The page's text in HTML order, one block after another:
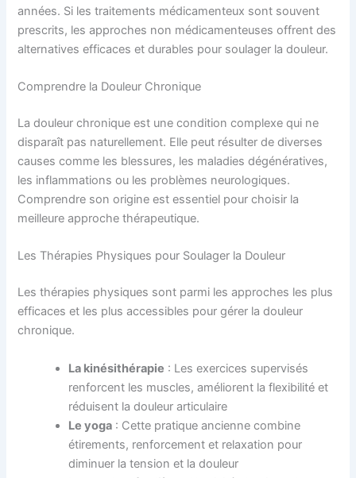
années. Si les traitements médicamenteux sont souvent
prescrits, les approches non médicamenteuses offrent des
alternatives efficaces et durables pour soulager la douleur.
Comprendre la Douleur Chronique
La douleur chronique est une condition complexe qui ne
disparaît pas naturellement. Elle peut résulter de diverses
causes comme les blessures, les maladies dégénératives,
les inflammations ou les problèmes neurologiques.
Comprendre son origine est essentiel pour choisir la
meilleure approche thérapeutique.
Les Thérapies Physiques pour Soulager la Douleur
Les thérapies physiques sont parmi les approches les plus
efficaces et les plus accessibles pour gérer la douleur
chronique.
La kinésithérapie : Les exercices supervisés
renforcent les muscles, améliorent la flexibilité et
réduisent la douleur articulaire
Le yoga : Cette pratique ancienne combine
étirements, renforcement et relaxation pour
diminuer la tension et la douleur